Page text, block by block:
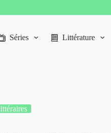
Séries Littérature